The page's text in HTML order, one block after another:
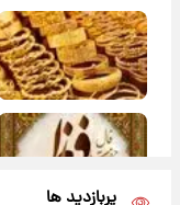
پربازدید ها